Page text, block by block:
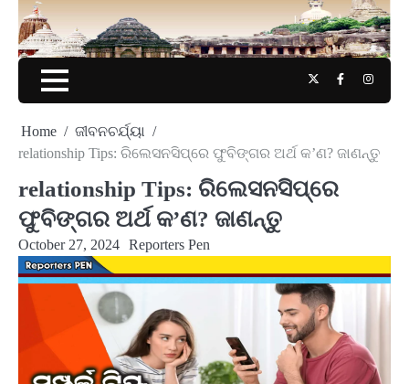
TwitterFacebook
Home
ଜୀବନଚର୍ଯ୍ୟା
relationship Tips: ରିଲେସନସିପ୍‌ରେ ଫୁବିଙ୍ଗର ଅର୍ଥ କ’ଣ? ଜାଣନ୍ତୁ
relationship Tips: ରିଲେସନସିପ୍‌ରେ
ଫୁବିଙ୍ଗର ଅର୍ଥ କ’ଣ? ଜାଣନ୍ତୁ
October 27, 2024 Reporters Pen